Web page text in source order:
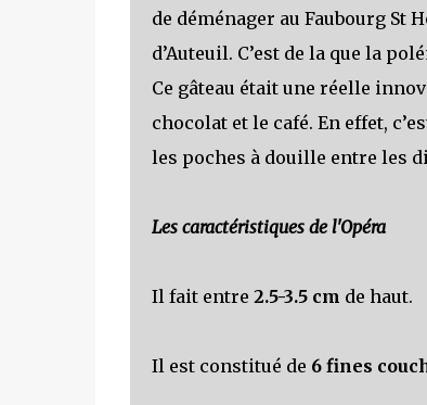
de déménager au Faubourg St
d’Auteuil. C’est de la que la
Ce gâteau était une réelle
chocolat et le café. En effet,
les poches à douille entre les
Les caractéristiques de l'Opéra
Il fait entre 2.5-3.5 cm de haut.
Il est constitué de 6 fines